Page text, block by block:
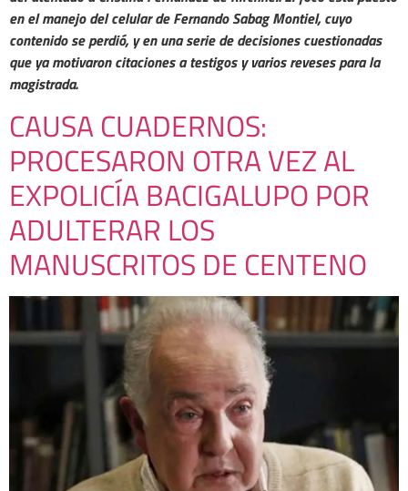
en el manejo del celular de Fernando Sabag Montiel, cuyo
contenido se perdió, y en una serie de decisiones cuestionadas
que ya motivaron citaciones a testigos y varios reveses para la
magistrada.
CAUSA CUADERNOS:
PROCESARON OTRA VEZ AL
EXPOLICÍA BACIGALUPO POR
ADULTERAR LOS
MANUSCRITOS DE CENTENO